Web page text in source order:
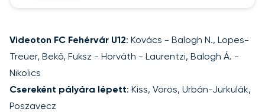
Videoton FC Fehérvár U12: Kovács - Balogh N., Lopes-
Treuer, Bekő, Fuksz - Horváth - Laurentzi, Balogh Á. -
Nikolics
Csereként pályára lépett: Kiss, Vörös, Urbán-Jurkulák,
Poszavecz